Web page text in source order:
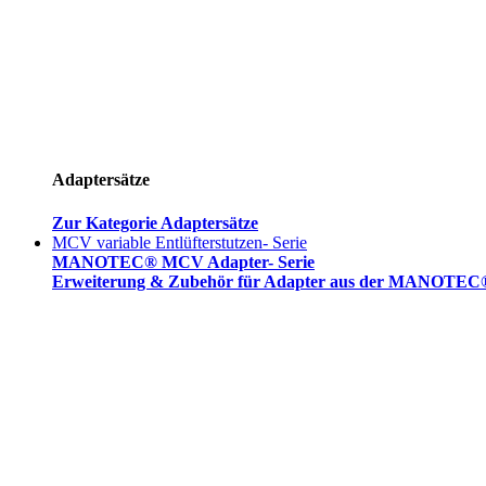
Adaptersätze
Zur Kategorie Adaptersätze
MCV variable Entlüfterstutzen- Serie
MANOTEC® MCV Adapter- Serie
Erweiterung & Zubehör für Adapter aus der